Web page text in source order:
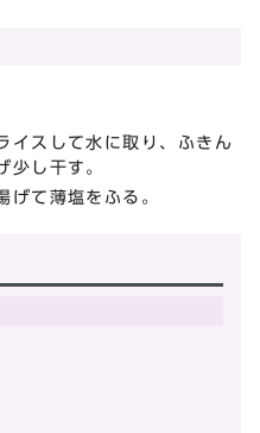
イスして水に取り、ふきん
少し干す。
げて薄塩をふる。